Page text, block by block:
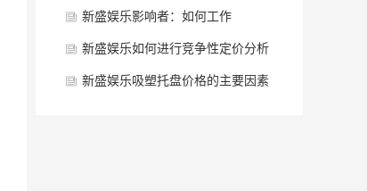
以及你如何做到
新盛娱乐影响者：如何工作
新盛娱乐如何进行竞争性定价分析
新盛娱乐吸塑托盘价格的主要因素